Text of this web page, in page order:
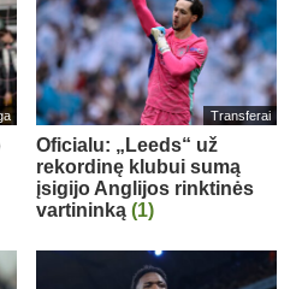
Transferai
Oficialu: „Leeds“ už
rekordinę klubui sumą
įsigijo Anglijos rinktinės
vartininką (1)